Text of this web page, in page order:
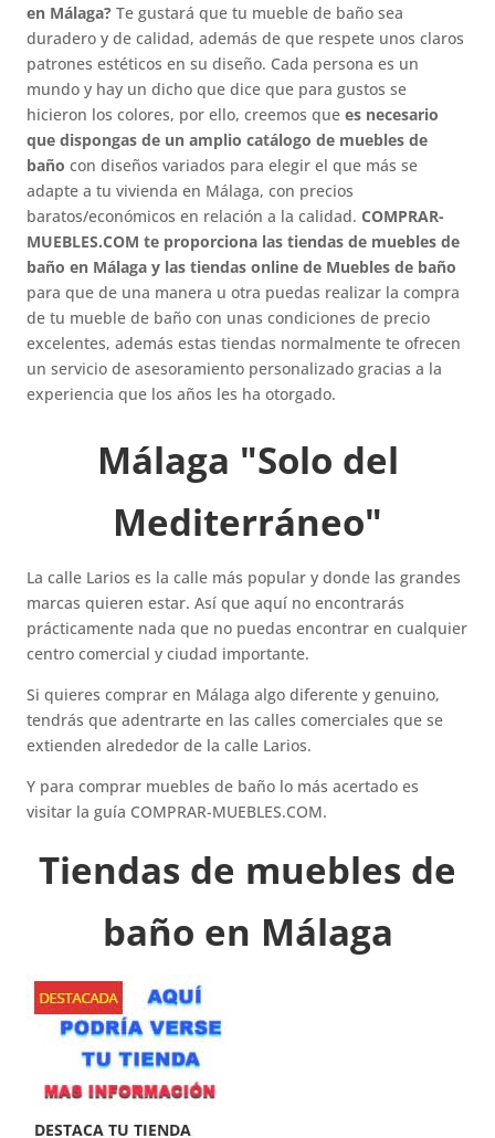
en Málaga? Te gustará que tu mueble de baño sea
duradero y de calidad, además de que respete unos claros
patrones estéticos en su diseño. Cada persona es un
mundo y hay un dicho que dice que para gustos se
hicieron los colores, por ello, creemos quees necesario
que dispongas de un amplio catálogo de muebles de
baño con diseños variados para elegir el que más se
adapte a tu vivienda en Málaga, con precios
baratos/económicos en relación a la calidad.COMPRAR-
MUEBLES.COM te proporciona las tiendas de muebles de
baño en Málaga y las tiendas online de Muebles de baño
para que de una manera u otra puedas realizar la compra
de tu mueble de baño con unas condiciones de precio
excelentes, además estas tiendas normalmente te ofrecen
un servicio de asesoramiento personalizado gracias a la
experiencia que los años les ha otorgado.
Málaga "Solo del
Mediterráneo"
La calle Larios es la calle más popular y donde las grandes
marcas quieren estar. Así que aquí no encontrarás
prácticamente nada que no puedas encontrar en cualquier
centro comercial y ciudad importante.
Si quieres comprar en Málaga algo diferente y genuino,
tendrás que adentrarte en las calles comerciales que se
extienden alrededor de la calle Larios.
Y para comprar muebles de baño lo más acertado es
visitar la guía COMPRAR-MUEBLES.COM.
Tiendas de muebles de
baño en Málaga